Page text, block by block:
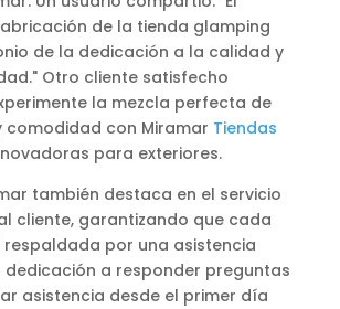
de la tienda glamping
de la dedicación a la calidad y
Otro cliente satisfecho
la mezcla perfecta de
comodidad con Miramar Tiendas
para exteriores.
también destaca en el servicio
cliente, garantizando que cada
por una asistencia
dedicación a responder preguntas
asistencia desde el primer día